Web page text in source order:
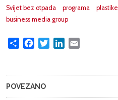
Svijet bez otpada
programa plastike
business media group
Share FacebookTwitterLinkedIn
POVEZANO